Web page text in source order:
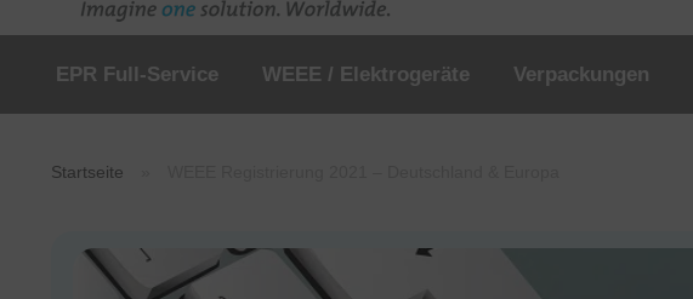
EPR Full-Service WEEE / Elektrogeräte Verpackungen
Startseite